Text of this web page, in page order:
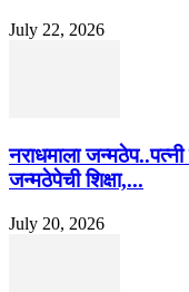
July 22, 2026
नराधमाला
जन्मठेपेची शिक्षा,...
July 20, 2026